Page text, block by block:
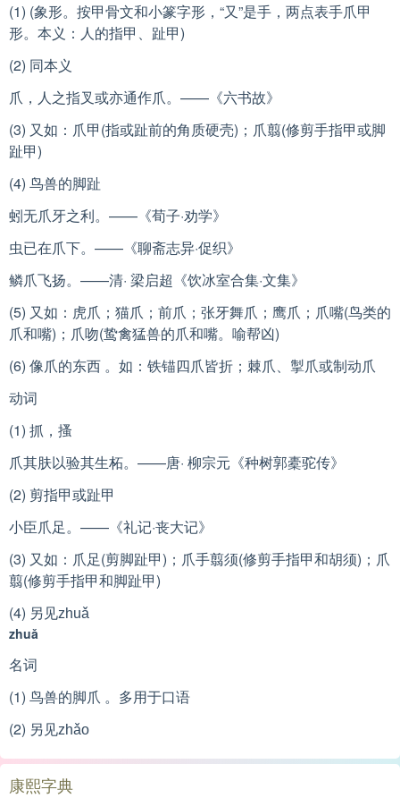
(1) (象形。按甲骨文和小篆字形，“又”是手，两点表手爪甲
形。本义：人的指甲、趾甲)
(2) 同本义
爪，人之指叉或亦通作爪。——《六书故》
(3) 又如：爪甲(指或趾前的角质硬壳)；爪翦(修剪手指甲或脚
趾甲)
(4) 鸟兽的脚趾
蚓无爪牙之利。——《荀子·劝学》
虫已在爪下。——《聊斋志异·促织》
鳞爪飞扬。——清· 梁启超《饮冰室合集·文集》
(5) 又如：虎爪；猫爪；前爪；张牙舞爪；鹰爪；爪嘴(鸟类的
爪和嘴)；爪吻(鸷禽猛兽的爪和嘴。喻帮凶)
(6) 像爪的东西 。如：铁锚四爪皆折；棘爪、掣爪或制动爪
动词
(1) 抓，搔
爪其肤以验其生柘。——唐· 柳宗元《种树郭橐驼传》
(2) 剪指甲或趾甲
小臣爪足。——《礼记·丧大记》
(3) 又如：爪足(剪脚趾甲)；爪手翦须(修剪手指甲和胡须)；爪
翦(修剪手指甲和脚趾甲)
(4) 另见zhuǎ
zhuǎ
名词
(1) 鸟兽的脚爪 。多用于口语
(2) 另见zhǎo
康熙字典